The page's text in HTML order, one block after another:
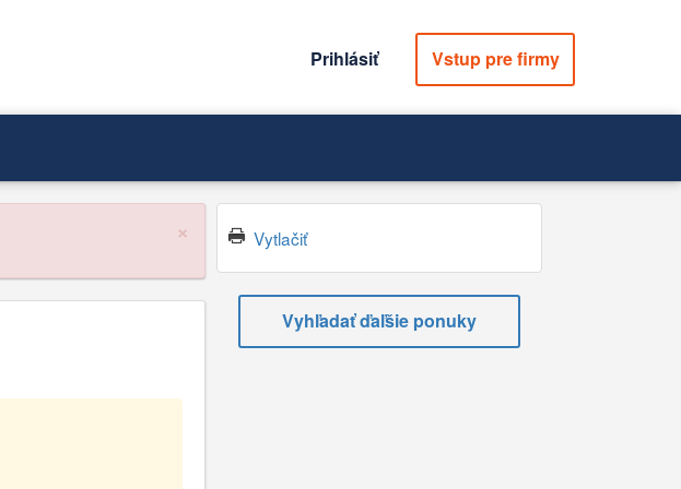
Prihlásiť Vstup pre firmy
× Vytlačiť
Vyhľadať ďaľšie ponuky